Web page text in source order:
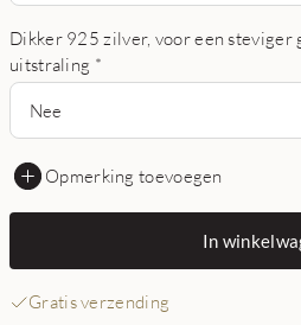
Dikker 925 zilver, voor een steviger
uitstraling *
Nee
Opmerking toevoegen
In
Gratis verzending